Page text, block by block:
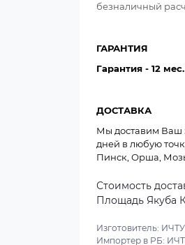
безналичный
ГАРАНТИЯ
Гарантия - 12 мес.
ДОСТАВКА
Мы доставим Ваш
дней в любую
Пинск, Орша,
Стоимость
Площадь Якуба
Изготовитель:
Импортер в РБ: